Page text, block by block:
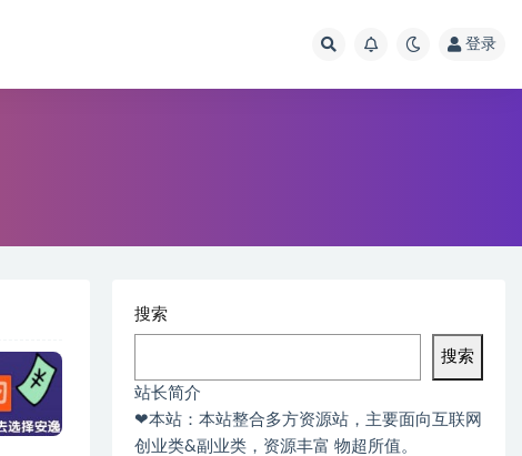
登录
搜索
搜索
站长简介
❤本站：本站整合多方资源站，主要面向互联网
创业类&副业类，资源丰富 物超所值。